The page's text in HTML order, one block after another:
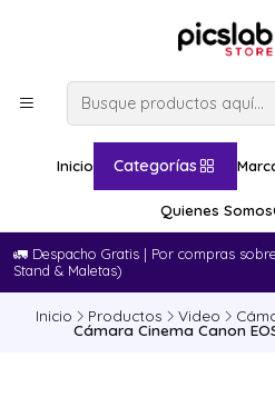
Inicio Categorías
Quienes Somos
🚛​ Despacho Gratis | Por compras
Stand & Maletas)
Inicio Productos Video
Cámara Cinema Canon